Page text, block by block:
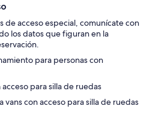
de acceso especial, comunícate con
los datos que figuran en la
para personas con
para silla de ruedas
vans con acceso para silla de ruedas